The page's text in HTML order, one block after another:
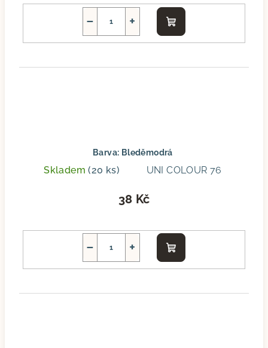
+
−
Do
košíku
Barva: Bleděmodrá
Skladem(20 ks) UNI COLOUR 76
38 Kč
+
−
Do
košíku